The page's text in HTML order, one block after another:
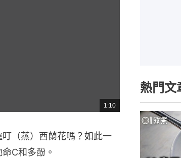
總
共
1:10
（蒸）西蘭花嗎？如此一
C和多酚。
熱門文